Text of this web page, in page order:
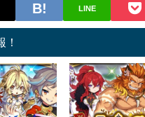
LINE
！